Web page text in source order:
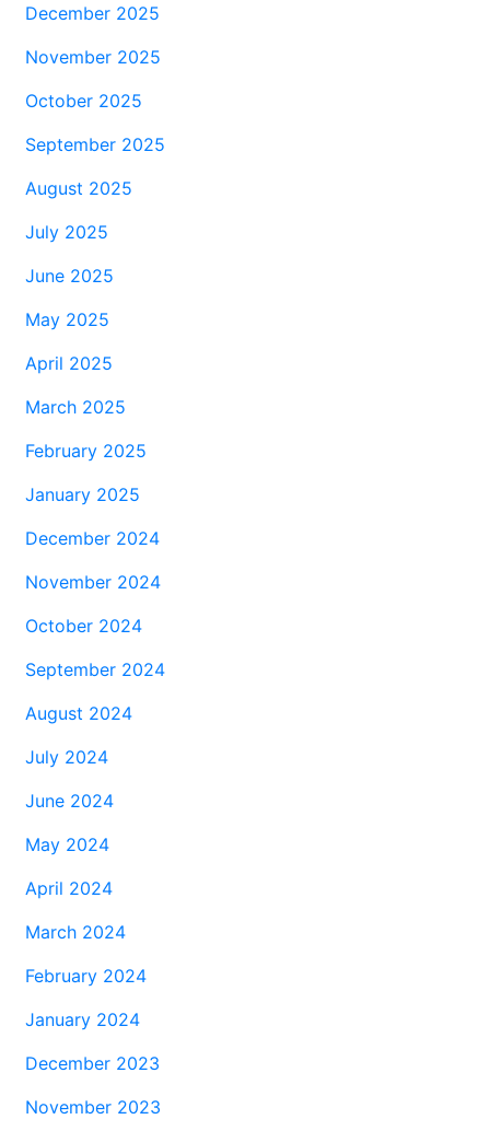
December 2025
November 2025
October 2025
September 2025
August 2025
July 2025
June 2025
May 2025
April 2025
March 2025
February 2025
January 2025
December 2024
November 2024
October 2024
September 2024
August 2024
July 2024
June 2024
May 2024
April 2024
March 2024
February 2024
January 2024
December 2023
November 2023